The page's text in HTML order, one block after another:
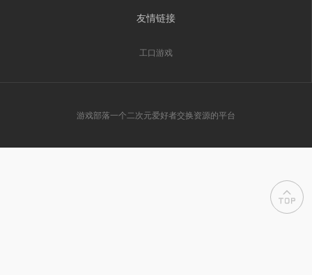
友情链接
工口游戏
游戏部落一个二次元爱好者交换资源的平台